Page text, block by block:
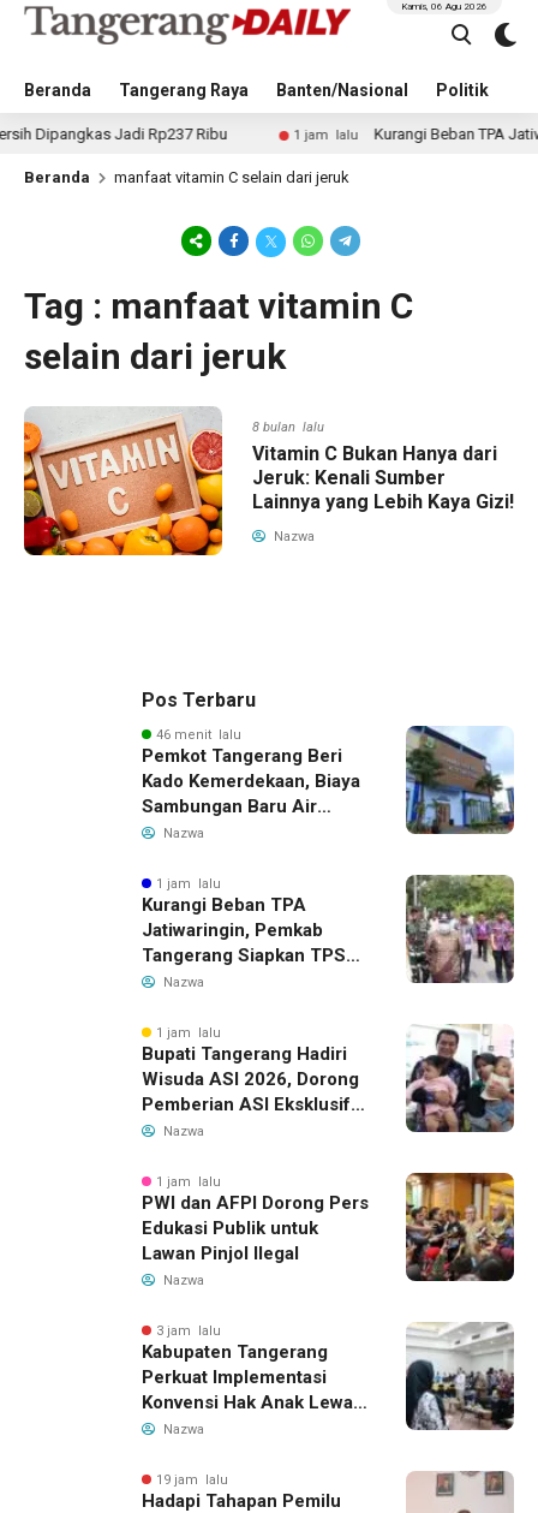
Beranda Tangerang Raya Banten/Nasional Politik
Kamis, 06 Agu 2026
Jadi Rp237 Ribu 1 jam lalu Kurangi Beban TPA
Beranda manfaat vitamin C selain dari jeruk
Tag : manfaat vitamin C
selain dari jeruk
8 bulan lalu
Vitamin C Bukan Hanya dari
Jeruk: Kenali Sumber
Lainnya yang Lebih Kaya Gizi!
Nazwa
Pos Terbaru
46 menit lalu
Pemkot Tangerang Beri
Kado Kemerdekaan, Biaya
Sambungan Baru Air
Bersih Dipangkas Jadi
Nazwa
1 jam lalu
Kurangi Beban TPA
Jatiwaringin, Pemkab
Tangerang Siapkan TPS3R
Baru di Tigaraksa
Nazwa
1 jam lalu
Bupati Tangerang Hadiri
Wisuda ASI 2026, Dorong
Pemberian ASI Eksklusif
untuk Wujudkan Generasi
Nazwa
1 jam lalu
PWI dan AFPI Dorong Pers
Edukasi Publik untuk
Lawan Pinjol Ilegal
Nazwa
3 jam lalu
Kabupaten Tangerang
Perkuat Implementasi
Konvensi Hak Anak Lewat
Pelatihan Berbasis Budaya
Nazwa
19 jam lalu
Hadapi Tahapan Pemilu